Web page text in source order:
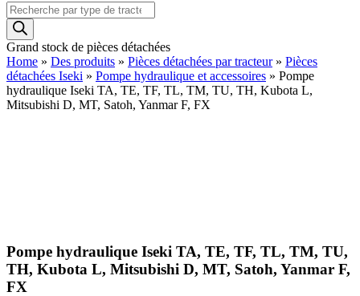
Recherche
de
produits
Grand stock de pièces détachées
Home » Des produits » Pièces détachées par tracteur» Pièces
détachées Iseki » Pompe hydraulique et accessoires » Pompe
hydraulique Iseki TA, TE, TF, TL, TM, TU, TH, Kubota L,
Mitsubishi D, MT, Satoh, Yanmar F, FX
Pompe hydraulique Iseki TA, TE, TF, TL, TM, TU,
TH, Kubota L, Mitsubishi D, MT, Satoh, Yanmar F,
FX